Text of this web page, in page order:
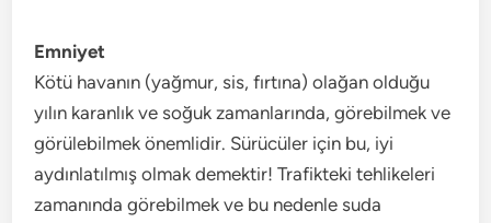
Emniyet
Kötü havanın (yağmur, sis, fırtına) olağan olduğu
yılın karanlık ve soğuk zamanlarında, görebilmek ve
görülebilmek önemlidir. Sürücüler için bu, iyi
aydınlatılmış olmak demektir! Trafikteki tehlikeleri
zamanında görebilmek ve bu nedenle suda